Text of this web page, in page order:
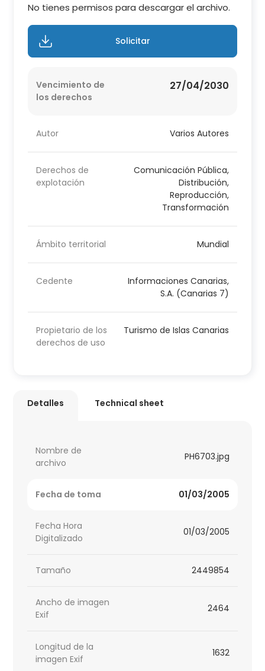
No tienes permisos para descargar el archivo.
Solicitar
Vencimiento de
los derechos
27/04/2030
Autor Varios Autores
Derechos de
explotación
Comunicación Pública,
Distribución,
Reproducción,
Transformación
Ámbito territorial Mundial
Cedente
Informaciones Canarias,
S.A. (Canarias 7)
Propietario de los
derechos de uso
Turismo de Islas Canarias
Detalles Technical sheet
Nombre de
archivo
PH6703.jpg
Fecha de toma 01/03/2005
Fecha Hora
Digitalizado
01/03/2005
Tamaño 2449854
Ancho de imagen
Exif
2464
Longitud de la
imagen Exif
1632